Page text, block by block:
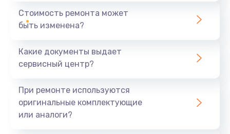
990 руб.
Замена оперативной памяти
Замена USB порта
Стоимость ремонта может
быть изменена?
Какие документы выдает
сервисный центр?
При ремонте используются
оригинальные комплектующие
или аналоги?